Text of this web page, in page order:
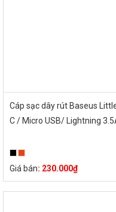
Cáp sạc dây rút Baseus
C / Micro USB/ Lightning
Giá bán: 230.000₫